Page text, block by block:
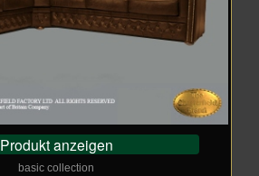
Produkt anzeigen
basic collection